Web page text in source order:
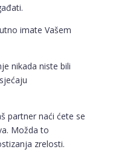
imate Vašem
nikada niste bili
partner naći ćete se
Možda to
zrelosti.